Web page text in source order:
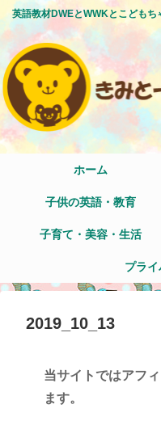
英語教材DWEとWWKとこども
ホーム
子供の英語・教育
子育て・美容・生活
プラ
2019_10_13
当サイトではアフ
ます。